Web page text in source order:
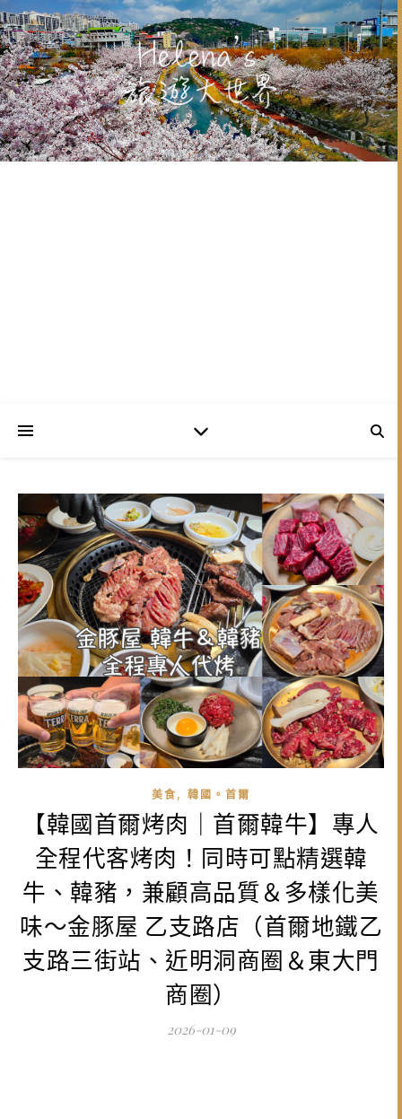
美食, 韓國。首爾
【韓國首爾烤肉｜首爾韓牛】專人
全程代客烤肉！同時可點精選韓
牛、韓豬，兼顧高品質＆多樣化美
味～金豚屋 乙支路店（首爾地鐵乙
支路三街站、近明洞商圈＆東大門
商圈）
2026-01-09